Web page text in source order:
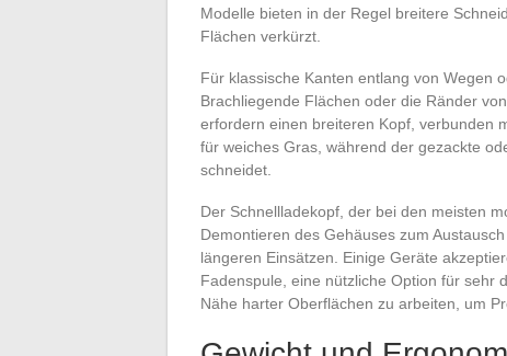
Modelle bieten in der Regel breitere
Flächen verkürzt.
Für klassische Kanten entlang von Wegen
Brachliegende Flächen oder die Ränder
erfordern einen breiteren Kopf, verbunden
für weiches Gras, während der gezackte
schneidet.
Der Schnellladekopf, der bei den meisten
Demontieren des Gehäuses zum
längeren Einsätzen. Einige Geräte
Fadenspule, eine nützliche Option für sehr
Nähe harter Oberflächen zu arbeiten, um